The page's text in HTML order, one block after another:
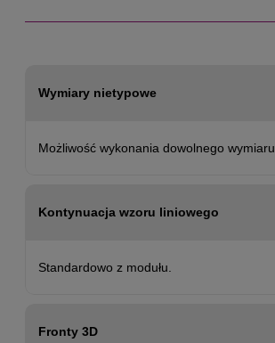
Wymiary nietypowe
Możliwość wykonania dowolnego wymiaru
Kontynuacja wzoru liniowego
Standardowo z modułu.
Fronty 3D